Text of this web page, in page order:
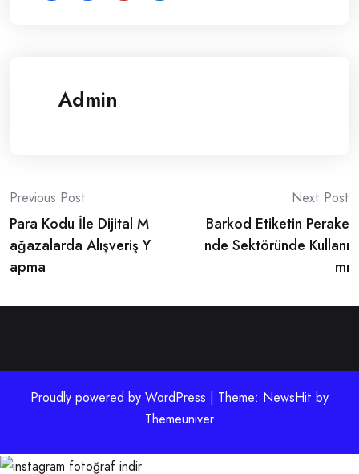
Admin
Post
navigation
Previous Post
Para Kodu İle Dijital M
ağazalarda Alışveriş Y
apma
Next Post
Barkod Etiketin Perake
nde Sektöründe Kullanı
mı
Proudly powered by WordPress | Theme: NewsHit by
Themeuniver